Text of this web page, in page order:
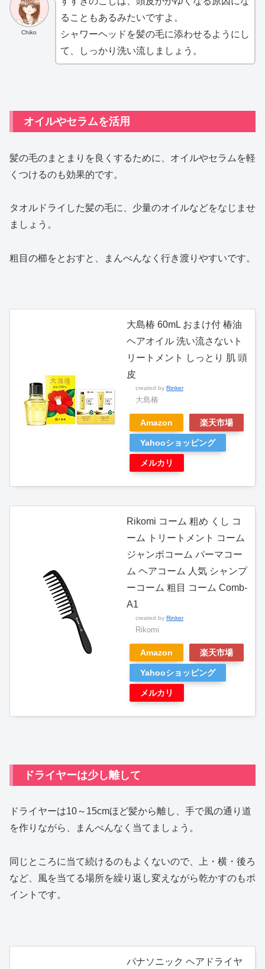
Chiko
ることもあるみたいですよ。
シャワーヘッドを髪の毛に添わせるようにし
て、しっかり洗い流しましょう。
オイルやセラムを活用
髪の毛のまとまりを良くするために、オイルやセラムを軽
くつけるのも効果的です。
タオルドライした髪の毛に、少量のオイルなどをなじませ
ましょう。
粗目の櫛をとおすと、まんべんなく行き渡りやすいです。
大島椿 60mL おまけ付 椿油
ヘアオイル 洗い流さないト
リートメント しっとり 肌 頭
皮
created by Rinker
大島椿
Amazon 楽天市場
Yahooショッピング
メルカリ
Rikomi コーム 粗め くし コ
ーム トリートメント コーム
ジャンボコーム パーマコー
ム ヘアコーム 人気 シャンプ
ーコーム 粗目 コーム Comb-
A1
created by Rinker
Rikomi
Amazon 楽天市場
Yahooショッピング
メルカリ
ドライヤーは少し離して
ドライヤーは10～15cmほど髪から離し、手で風の通り道
を作りながら、まんべんなく当てましょう。
同じところに当て続けるのもよくないので、上・横・後ろ
など、風を当てる場所を繰り返し変えながら乾かすのもポ
イントです。
パナソニック ヘアドライヤ